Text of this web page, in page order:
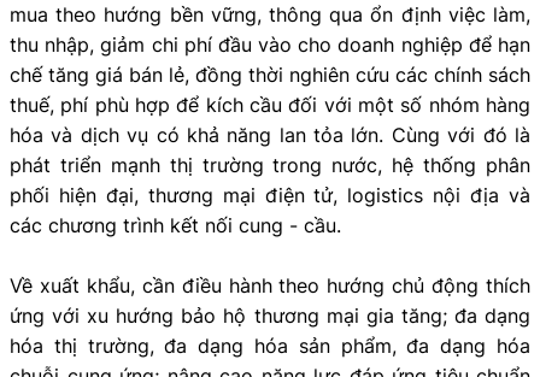
mua theo hướng bền vững, thông qua ổn định việc làm,
thu nhập, giảm chi phí đầu vào cho doanh nghiệp để hạn
chế tăng giá bán lẻ, đồng thời nghiên cứu các chính sách
thuế, phí phù hợp để kích cầu đối với một số nhóm hàng
hóa và dịch vụ có khả năng lan tỏa lớn. Cùng với đó là
phát triển mạnh thị trường trong nước, hệ thống phân
phối hiện đại, thương mại điện tử, logistics nội địa và
các chương trình kết nối cung - cầu.
Về xuất khẩu, cần điều hành theo hướng chủ động thích
ứng với xu hướng bảo hộ thương mại gia tăng; đa dạng
hóa thị trường, đa dạng hóa sản phẩm, đa dạng hóa